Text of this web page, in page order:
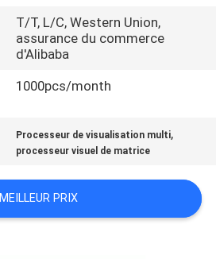
T/T, L/C, Western Union,
assurance du commerce
d'Alibaba
1000pcs/month
Processeur de visualisation multi,
processeur visuel de matrice
MEILLEUR PRIX